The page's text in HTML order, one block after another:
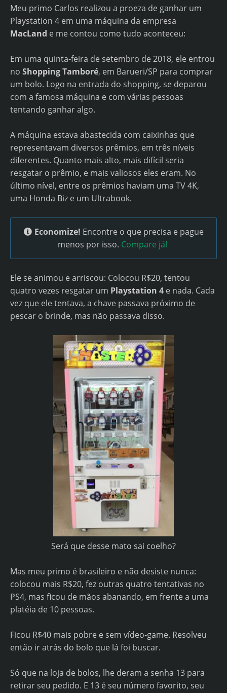
Meu primo Carlos realizou a proeza de ganhar um
Playstation 4 em uma máquina da empresa
MacLand e me contou como tudo aconteceu:
Em uma quinta-feira de setembro de 2018, ele entrou
no Shopping Tamboré, em Barueri/SP para comprar
um bolo. Logo na entrada do shopping, se deparou
com a famosa máquina e com várias pessoas
tentando ganhar algo.
A máquina estava abastecida com caixinhas que
representavam diversos prêmios, em três níveis
diferentes. Quanto mais alto, mais difícil seria
resgatar o prêmio, e mais valiosos eles eram. No
último nível, entre os prêmios haviam uma TV 4K,
uma Honda Biz e um Ultrabook.
Economize! Encontre o que precisa e pague
menos por isso. Compare já!
Ele se animou e arriscou: Colocou R$20, tentou
quatro vezes resgatar um Playstation 4 e nada. Cada
vez que ele tentava, a chave passava próximo de
pescar o brinde, mas não passava disso.
Será que desse mato sai coelho?
Mas meu primo é brasileiro e não desiste nunca:
colocou mais R$20, fez outras quatro tentativas no
PS4, mas ficou de mãos abanando, em frente a uma
platéia de 10 pessoas.
Ficou R$40 mais pobre e sem vídeo-game. Resolveu
então ir atrás do bolo que lá foi buscar.
Só que na loja de bolos, lhe deram a senha 13 para
retirar seu pedido. E 13 é seu número favorito, seu